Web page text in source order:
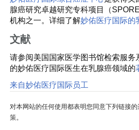
腺癌研究卓越研究专科项目（
机构之一。详细了解妙佑医疗国际的
文献
请参阅美国国家医学图书馆检索服务
的妙佑医疗国际医生在乳腺癌领域的
来自妙佑医疗国际员工
对本网站的任何使用都表明您同意下列链接
策。